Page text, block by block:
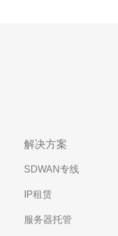
解决方案
SDWAN专线
IP租赁
服务器托管